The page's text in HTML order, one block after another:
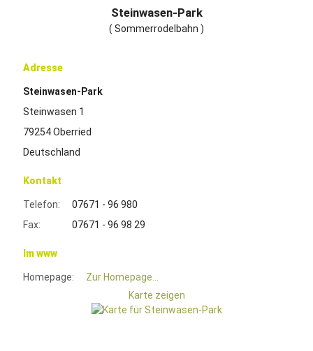
Steinwasen-Park
( Sommerrodelbahn )
Adresse
Steinwasen-Park
Steinwasen 1
79254 Oberried
Deutschland
Kontakt
Telefon:
07671 - 96 980
Fax:
07671 - 96 98 29
Im www
Homepage:
Zur Homepage...
Karte zeigen